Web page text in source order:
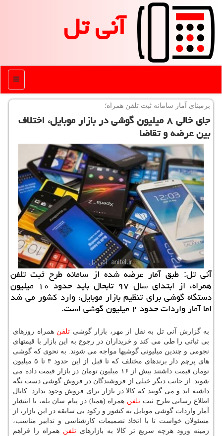
آنی تل
منو
برمبنای آمار سامانه ثبت تلفن همراه؛
جای خالی ۸ میلیون گوشی در بازار موبایل، اختلاف
بین عرضه و تقاضا
آنی تل: طبق آمار عرضه شده از سامانه طرح ثبت تلفن
همراه، از ابتدای سال ۹۷ تابحال باید حدود ۱۰ میلیون
دستگاه گوشی برای تنظیم بازار موبایل، وارد كشور می شد
اما آمار واردات حدود ۲ میلیون گوشی است.
به گزارش آنی تل به نقل از مهر، بازار گوشی تلفن همراه روزهای
بی ثباتی را طی می كند و خریداران در رجوع به این بازار با قیمتهای
نجومی و چندین میلیونی گوشیها مواجه می شوند. به نحوی كه گوشی
های پرچم دار برندهای مختلف كه تا قبل از این حدود ۳ تا ۵ میلیون
تومان قیمت داشتند بیش از ۱۶ میلیون تومان در بازار قیمت داده می
شوند. از جانب دیگر خیلی از فروشندگان در فروش گوشی دست نگه
داشته اند و می گویند كه كالا در بازار برای فروش وجود ندارد. كانال
اطلاع رسانی طرح ثبت تلفن همراه (همتا) در پیام سان بله، با انتشار
آمار واردات گوشی موبایل به كشور و ركود بی سابقه در این بازار، از
مسئولان خواست تا با اتخاذ تصمیمات كارشناسی و تدابیر مناسب،
زمینه ورود هرچه سریع تر كالا به بازارهای تلفن همراه را فراهم